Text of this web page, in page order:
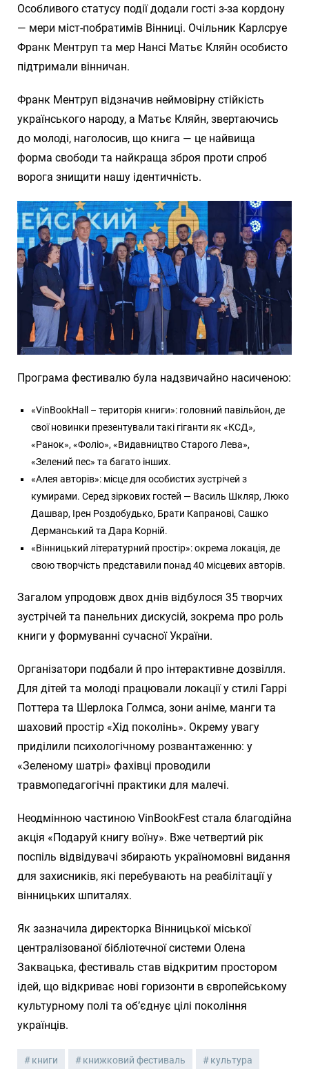
Особливого статусу події додали гості з-за кордону
— мери міст-побратимів Вінниці. Очільник Карлсруе
Франк Ментруп та мер Нансі Матьє Кляйн особисто
підтримали вінничан.
Франк Ментруп відзначив неймовірну стійкість
українського народу, а Матьє Кляйн, звертаючись
до молоді, наголосив, що книга — це найвища
форма свободи та найкраща зброя проти спроб
ворога знищити нашу ідентичність.
Програма фестивалю була надзвичайно насиченою:
«VinBookHall – територія книги»: головний павільйон, де
свої новинки презентували такі гіганти як «КСД»,
«Ранок», «Фоліо», «Видавництво Старого Лева»,
«Зелений пес» та багато інших.
«Алея авторів»: місце для особистих зустрічей з
кумирами. Серед зіркових гостей — Василь Шкляр, Люко
Дашвар, Ірен Роздобудько, Брати Капранові, Сашко
Дерманський та Дара Корній.
«Вінницький літературний простір»: окрема локація, де
свою творчість представили понад 40 місцевих авторів.
Загалом упродовж двох днів відбулося 35 творчих
зустрічей та панельних дискусій, зокрема про роль
книги у формуванні сучасної України.
Організатори подбали й про інтерактивне дозвілля.
Для дітей та молоді працювали локації у стилі Гаррі
Поттера та Шерлока Голмса, зони аніме, манги та
шаховий простір «Хід поколінь». Окрему увагу
приділили психологічному розвантаженню: у
«Зеленому шатрі» фахівці проводили
травмопедагогічні практики для малечі.
Неодмінною частиною VinBookFest стала благодійна
акція «Подаруй книгу воїну». Вже четвертий рік
поспіль відвідувачі збирають україномовні видання
для захисників, які перебувають на реабілітації у
вінницьких шпиталях.
Як зазначила директорка Вінницької міської
централізованої бібліотечної системи Олена
Заквацька, фестиваль став відкритим простором
ідей, що відкриває нові горизонти в європейському
культурному полі та об’єднує цілі покоління
українців.
книги книжковий фестиваль культура